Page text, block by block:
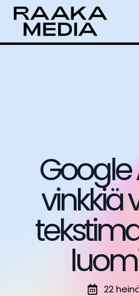
Google
vinkkiä
22